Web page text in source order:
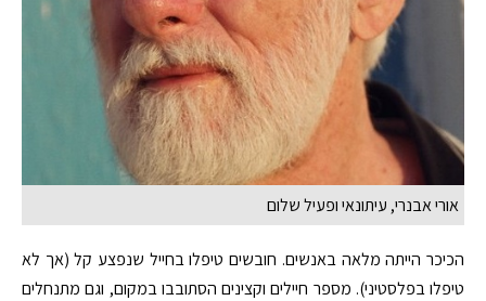
אורי אבנרי, עיתונאי ופעיל שלום
הכיכר הייתה מלאה באנשים. חובשים טיפלו בחייל שנפצע קל (אך לא
טיפלו בפלסטיני). מספר חיילים וקצינים הסתובבו במקום, וגם מתנחלים